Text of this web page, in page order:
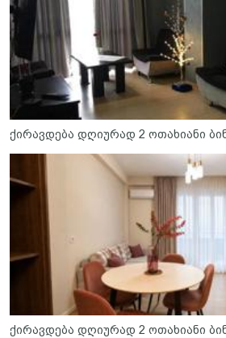
ქირავდება დღიურად 2 ოთახიანი
ქირავდება დღიურად 2 ოთახიანი